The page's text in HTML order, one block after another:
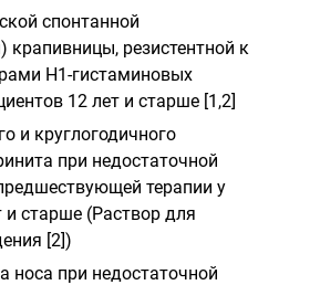
спонтанной
крапивницы, резистентной к
Н1-гистаминовых
12 лет и старше [1,2]
и круглогодичного
при недостаточной
терапии у
и старше (Раствор для
[2])
носа при недостаточной